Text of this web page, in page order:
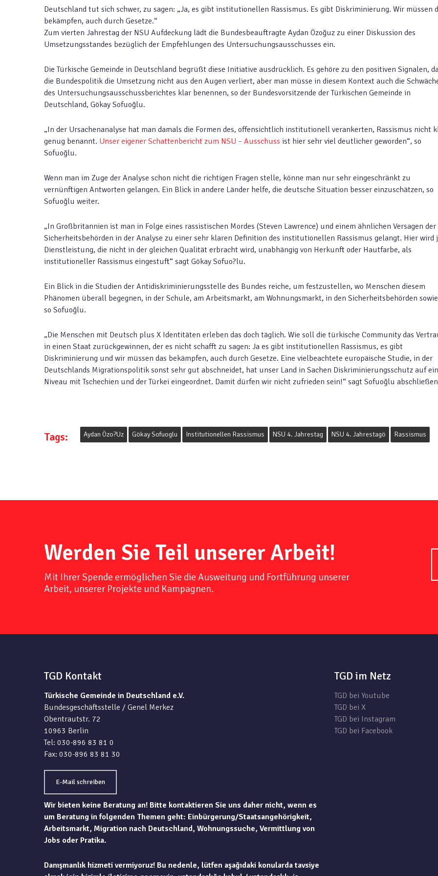
Deutschland tut sich schwer, zu sagen: „Ja, es gibt institutionellen Rassismus. Es gibt Diskriminierung. Wir müssen
bekämpfen, auch durch Gesetze.“
Zum vierten Jahrestag der NSU Aufdeckung lädt die Bundesbeauftragte Aydan Özoğuz zu einer Diskussion des
Umsetzungsstandes bezüglich der Empfehlungen des Untersuchungsausschusses ein.
Die Türkische Gemeinde in Deutschland begrüßt diese Initiative ausdrücklich. Es gehöre zu den positiven Signalen,
die Bundespolitik die Umsetzung nicht aus den Augen verliert, aber man müsse in diesem Kontext auch die
des Untersuchungsausschussberichtes klar benennen, so der Bundesvorsitzende der Türkischen Gemeinde in
Deutschland, Gökay Sofuoğlu.
„In der Ursachenanalyse hat man damals die Formen des, offensichtlich institutionell verankerten, Rassismus nicht
genug benannt. Unser eigener Schattenbericht zum NSU – Ausschuss ist hier sehr viel deutlicher geworden“, so
Sofuoğlu.
Wenn man im Zuge der Analyse schon nicht die richtigen Fragen stelle, könne man nur sehr eingeschränkt zu
vernünftigen Antworten gelangen. Ein Blick in andere Länder helfe, die deutsche Situation besser einzuschätzen, so
Sofuoğlu weiter.
„In Großbritannien ist man in Folge eines rassistischen Mordes (Steven Lawrence) und einem ähnlichen Versagen der
Sicherheitsbehörden in der Analyse zu einer sehr klaren Definition des institutionellen Rassismus gelangt. Hier wird
Dienstleistung, die nicht in der gleichen Qualität erbracht wird, unabhängig von Herkunft oder Hautfarbe, als
institutioneller Rassismus eingestuft“ sagt Gökay Sofuo?lu.
Ein Blick in die Studien der Antidiskriminierungsstelle des Bundes reiche, um festzustellen, wo Menschen diesem
Phänomen überall begegnen, in der Schule, am Arbeitsmarkt, am Wohnungsmarkt, in den Sicherheitsbehörden
so Sofuoğlu.
„Die Menschen mit Deutsch plus X Identitäten erleben das doch täglich. Wie soll die türkische Community das
in einen Staat zurückgewinnen, der es nicht schafft zu sagen: Ja es gibt institutionellen Rassismus, es gibt
Diskriminierung und wir müssen das bekämpfen, auch durch Gesetze. Eine vielbeachtete europäische Studie, in der
Deutschlands Migrationspolitik sonst sehr gut abschneidet, hat unser Land in Sachen Diskriminierungsschutz auf
Niveau mit Tschechien und der Türkei eingeordnet. Damit dürfen wir nicht zufrieden sein!“ sagt Sofuoğlu
Tags: Aydan Özo?uz Gökay Sofuoglu Institutionellen Rassismus NSU 4. Jahrestag NSU 4. Jahrestagö Rassismus
Werden Sie Teil unserer Arbeit!
Mit Ihrer Spende ermöglichen Sie die Ausweitung und Fortführung unserer
Arbeit, unserer Projekte und Kampagnen.
TGD Kontakt
Türkische Gemeinde in Deutschland e.V.
Bundesgeschäftsstelle / Genel Merkez
Obentrautstr. 72
10963 Berlin
Tel: 030-896 83 81 0
Fax: 030-896 83 81 30
E-Mail schreiben
Wir bieten keine Beratung an! Bitte kontaktieren Sie uns daher nicht, wenn es
um Beratung in folgenden Themen geht: Einbürgerung/Staatsangehörigkeit,
Arbeitsmarkt, Migration nach Deutschland, Wohnungssuche, Vermittlung von
Jobs oder Pratika.
Danışmanlık hizmeti vermiyoruz! Bu nedenle, lütfen aşağıdaki konularda tavsiye
TGD im Netz
TGD bei Youtube
TGD bei X
TGD bei Instagram
TGD bei Facebook